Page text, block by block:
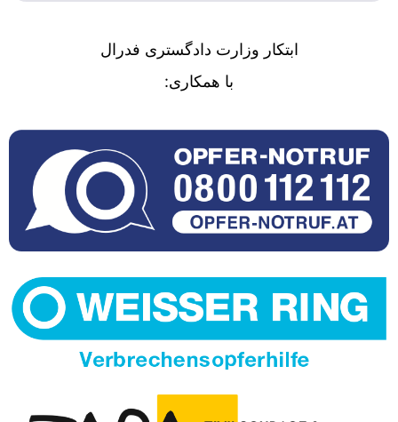
ابتکار وزارت دادگستری فدرال
با همکاری: